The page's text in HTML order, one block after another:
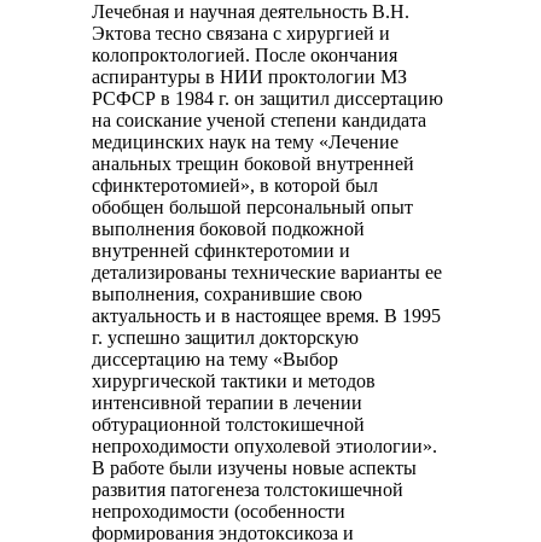
Лечебная и научная деятельность В.Н.
Эктова тесно связана с хирургией и
колопроктологией. После окончания
аспирантуры в НИИ проктологии МЗ
РСФСР в 1984 г. он защитил диссертацию
на соискание ученой степени кандидата
медицинских наук на тему «Лечение
анальных трещин боковой внутренней
сфинктеротомией», в которой был
обобщен большой персональный опыт
выполнения боковой подкожной
внутренней сфинктеротомии и
детализированы технические варианты ее
выполнения, сохранившие свою
актуальность и в настоящее время. В 1995
г. успешно защитил докторскую
диссертацию на тему «Выбор
хирургической тактики и методов
интенсивной терапии в лечении
обтурационной толстокишечной
непроходимости опухолевой этиологии».
В работе были изучены новые аспекты
развития патогенеза толстокишечной
непроходимости (особенности
формирования эндотоксикоза и